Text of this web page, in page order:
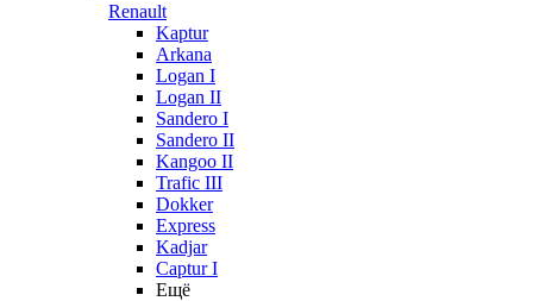
Renault
Kaptur
Arkana
Logan I
Logan II
Sandero I
Sandero II
Kangoo II
Trafic III
Dokker
Express
Kadjar
Captur I
Ещё